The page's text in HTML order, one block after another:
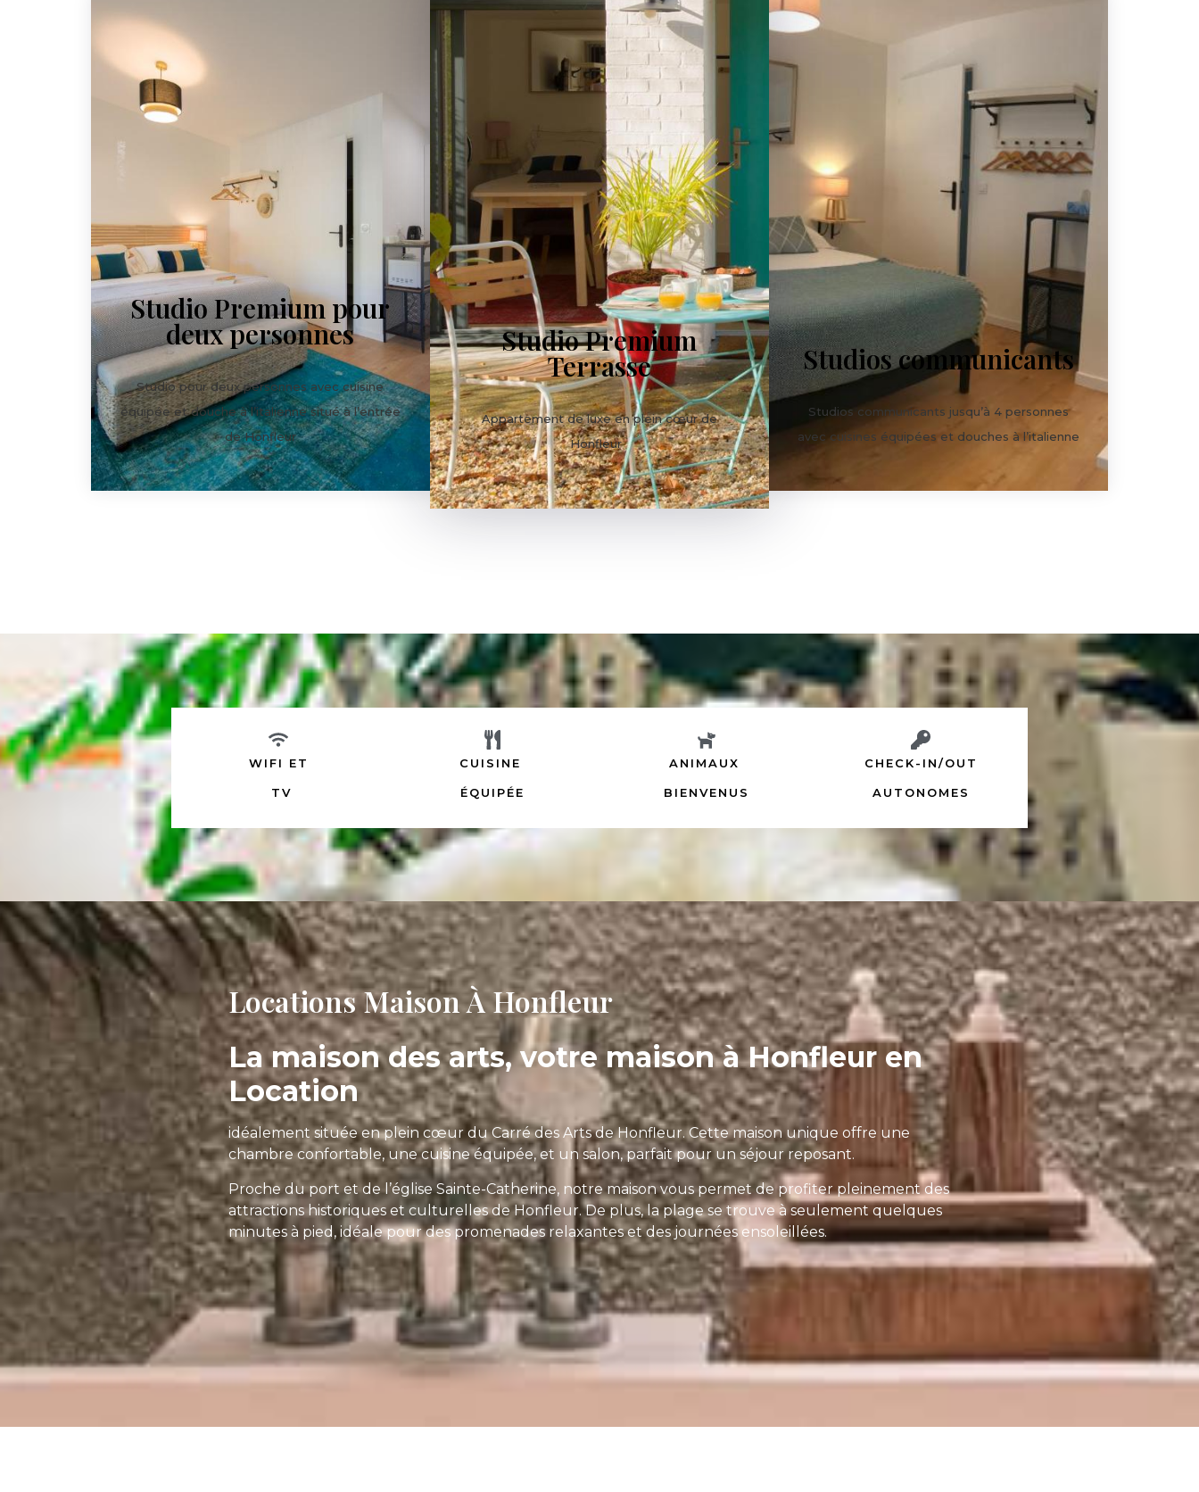
Studio Premium pour
deux personnes
Studio pour deux personnes avec cuisine
équipée et douche à l’italienne situé à l’entrée
de Honfleur
Studio Premium
Terrasse
Appartement de luxe en plein cœur de
Honfleur
Studios communicants
Studios communicants jusqu’à 4 personnes
avec cuisines équipées et douches à l’italienne
WIFI ET
TV
CUISINE
ÉQUIPÉE
ANIMAUX
BIENVENUS
CHECK-IN/OUT
AUTONOMES
Locations Maison À Honfleur
La maison des arts, votre maison à Honfleur en
Location
idéalement située en plein cœur du Carré des Arts de Honfleur. Cette maison unique offre une
chambre confortable, une cuisine équipée, et un salon, parfait pour un séjour reposant.
Proche du port et de l’église Sainte-Catherine, notre maison vous permet de profiter pleinement des
attractions historiques et culturelles de Honfleur. De plus, la plage se trouve à seulement quelques
minutes à pied, idéale pour des promenades relaxantes et des journées ensoleillées.